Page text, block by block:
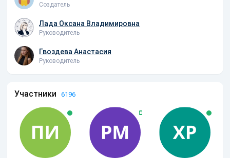
Создатель
Лада Оксана Владимировна
Руководитель
Гвоздева Анастасия
Руководитель
Участники 6196